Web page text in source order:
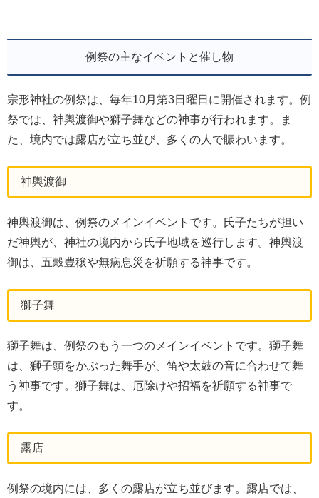
例祭の主なイベントと催し物
宗形神社の例祭は、毎年10月第3日曜日に開催されます。例
祭では、神輿渡御や獅子舞などの神事が行われます。ま
た、境内では露店が立ち並び、多くの人で賑わいます。
神輿渡御
神輿渡御は、例祭のメインイベントです。氏子たちが担い
だ神輿が、神社の境内から氏子地域を巡行します。神輿渡
御は、五穀豊穣や無病息災を祈願する神事です。
獅子舞
獅子舞は、例祭のもう一つのメインイベントです。獅子舞
は、獅子頭をかぶった舞手が、笛や太鼓の音に合わせて舞
う神事です。獅子舞は、厄除けや招福を祈願する神事で
す。
露店
例祭の境内には、多くの露店が立ち並びます。露店では、